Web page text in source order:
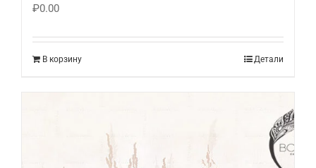
₽0.00
В корзину Детали